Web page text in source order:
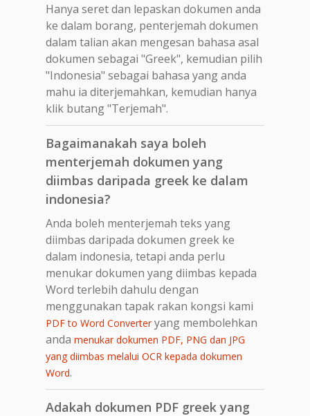
Hanya seret dan lepaskan dokumen anda
ke dalam borang, penterjemah dokumen
dalam talian akan mengesan bahasa asal
dokumen sebagai "Greek", kemudian pilih
"Indonesia" sebagai bahasa yang anda
mahu ia diterjemahkan, kemudian hanya
klik butang "Terjemah".
Bagaimanakah saya boleh
menterjemah dokumen yang
diimbas daripada greek ke dalam
indonesia?
Anda boleh menterjemah teks yang
diimbas daripada dokumen greek ke
dalam indonesia, tetapi anda perlu
menukar dokumen yang diimbas kepada
Word terlebih dahulu dengan
menggunakan tapak rakan kongsi kami
PDF to Word Converteryang membolehkan
anda menukar dokumen PDF, PNG dan JPG
yang diimbas melalui OCR kepada dokumen
Word.
Adakah dokumen PDF greek yang